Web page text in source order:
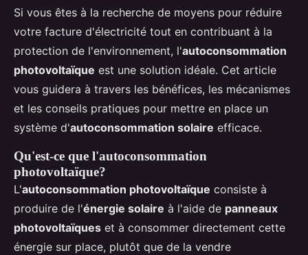
Si vous êtes à la recherche de moyens pour réduire
votre facture d'électricité tout en contribuant à la
protection de l'environnement, l'autoconsommation
photovoltaïque est une solution idéale. Cet article
vous guidera à travers les bénéfices, les mécanismes
et les conseils pratiques pour mettre en place un
système d'autoconsommation solaire efficace.
Qu'est-ce que l'autoconsommation
photovoltaïque?
L'autoconsommation photovoltaïque consiste à
produire de l'énergie solaire à l'aide de panneaux
photovoltaïques et à consommer directement cette
énergie sur place, plutôt que de la vendre